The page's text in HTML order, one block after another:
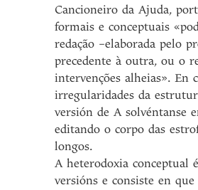
Cancioneiro da Ajuda,
formais e conceptuais
redação –elaborada pelo
precedente à outra, ou o
intervenções alheias». En
irregularidades da
versión de A solvéntanse
editando o corpo das
longos.
A heterodoxia conceptual
versións e consiste en